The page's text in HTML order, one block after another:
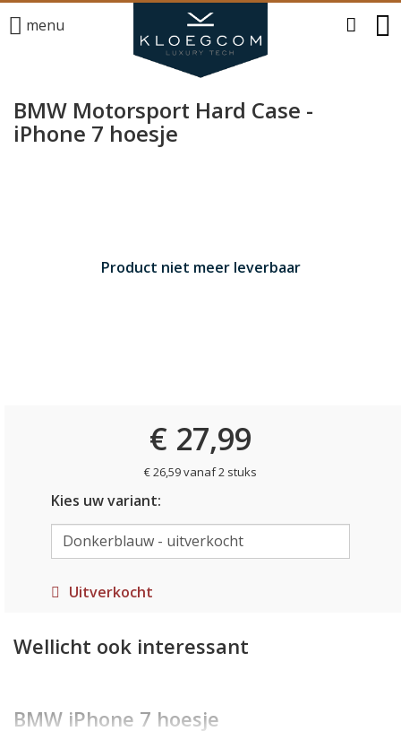
menu
BMW Motorsport Hard Case -
iPhone 7 hoesje
Product niet meer leverbaar
€ 27,99
€ 26,59 vanaf 2 stuks
Kies uw variant:
Uitverkocht
Wellicht ook interessant
BMW iPhone 7 hoesje